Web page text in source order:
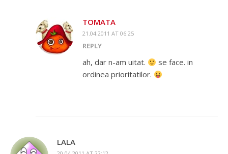
TOMATA
21.04.2011 AT 06:25
REPLY
ah, dar n-am uitat.
se face. in
ordinea prioritatilor.
LALA